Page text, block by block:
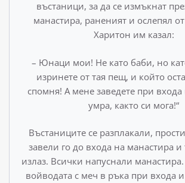
въстаници, за да се измъкнат
манастира, раненият и ослепял
Харитон им казал:
– Юнаци мои! Не като баби, но
изринете от тая пещ, и който
спомня! А мене заведете при
умра, както си мога!“
Въстаниците се разплакали,
завели го до входа на манастира
излаз. Всички напусна­ли
войводата с меч в ръка при вхо­да